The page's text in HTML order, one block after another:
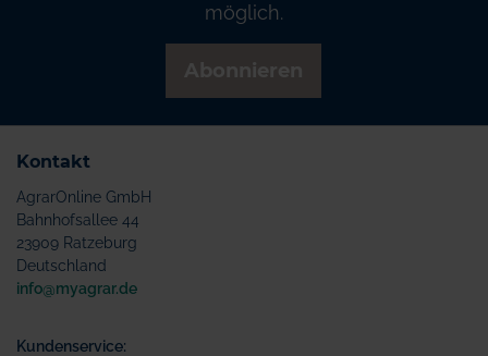
möglich.
Kontakt
AgrarOnline GmbH
Bahnhofsallee 44
23909 Ratzeburg
Deutschland
info@myagrar.de
Kundenservice: